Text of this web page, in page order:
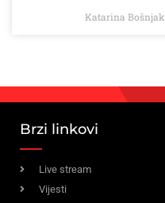
Katarina Bošnjak
Brzi linkovi
Live stream
Vijesti